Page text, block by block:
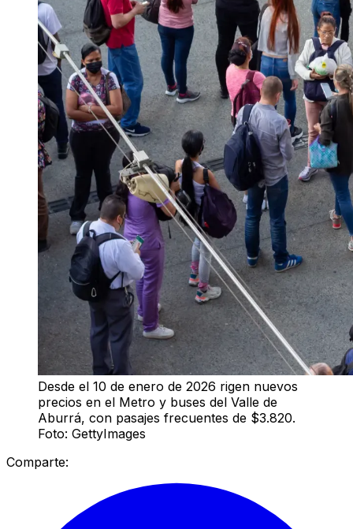
Desde el 10 de enero de 2026 rigen nuevos
precios en el Metro y buses del Valle de
Aburrá, con pasajes frecuentes de $3.820.
Foto: GettyImages
Comparte: